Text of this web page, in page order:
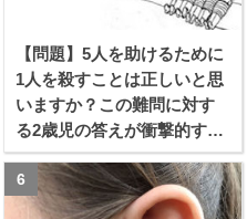
【問題】5人を助けるために
1人を殺すことは正しいと思
いますか？この難問に対す
る2歳児の答えが衝撃的すぎ
る！！